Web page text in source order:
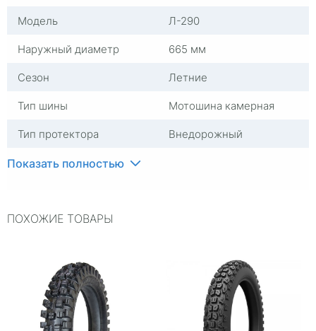
Модель
Л-290
Наружный диаметр
665 мм
Сезон
Летние
Тип шины
Мотошина камерная
Тип протектора
Внедорожный
Типоразмер
Ширина профиля
Высота профиля в %
Индекс нагрузки
Показать полностью
ПОХОЖИЕ ТОВАРЫ